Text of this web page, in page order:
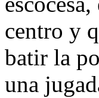
centro y
batir la
una